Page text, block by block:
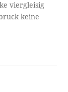
viergleisig
keine